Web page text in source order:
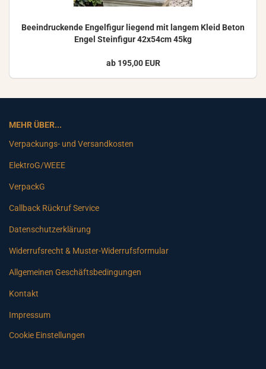
Be­ein­dru­cken­de En­gel­fi­gur lie­gend mit lan­gem Kleid Beton
Engel Stein­fi­gur 42x54cm 45kg
ab 195,00 EUR
MEHR ÜBER...
Verpackungs- und Versandkosten
ElektroG/WEEE
VerpackG
Callback Rückruf Service
Datenschutzerklärung
Widerrufsrecht & Muster-Widerrufsformular
Allgemeinen Geschäftsbedingungen
Kontakt
Impressum
Cookie Einstellungen